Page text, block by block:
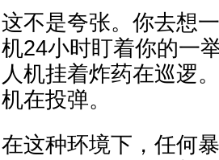
这不是夸张。你去想
机24小时盯着你的一
人机挂着炸药在巡逻
机在投弹。
在这种环境下，任何